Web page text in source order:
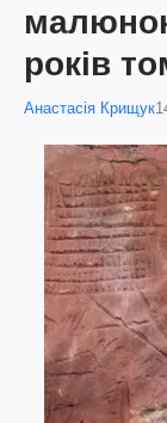
років
Анастасія Крищук